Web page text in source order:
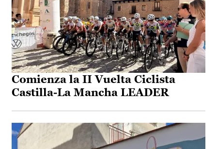
Comienza la II Vuelta Ciclista
Castilla-La Mancha LEADER